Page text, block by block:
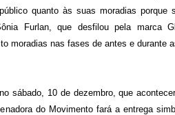
quanto às suas moradias porque
Furlan, que desfilou pela marca
moradias nas fases de antes e durante
sábado, 10 de dezembro, que
do Movimento fará a entrega